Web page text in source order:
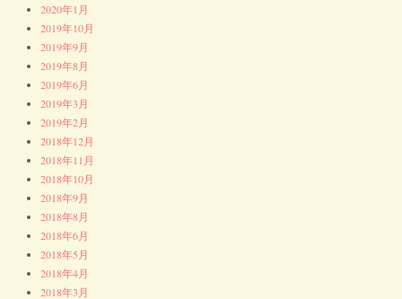
2020年1月
2019年10月
2019年9月
2019年8月
2019年6月
2019年3月
2019年2月
2018年12月
2018年11月
2018年10月
2018年9月
2018年8月
2018年6月
2018年5月
2018年4月
2018年3月